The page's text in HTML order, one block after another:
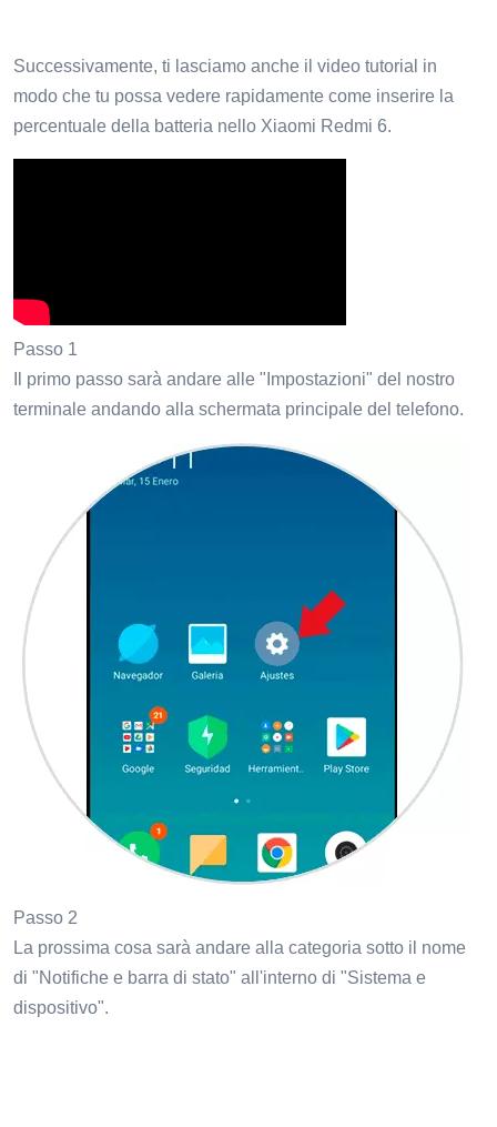
Successivamente, ti lasciamo anche il video tutorial in
modo che tu possa vedere rapidamente come inserire la
percentuale della batteria nello Xiaomi Redmi 6.
Passo 1
Il primo passo sarà andare alle "Impostazioni" del nostro
terminale andando alla schermata principale del telefono.
Passo 2
La prossima cosa sarà andare alla categoria sotto il nome
di "Notifiche e barra di stato" all'interno di "Sistema e
dispositivo".